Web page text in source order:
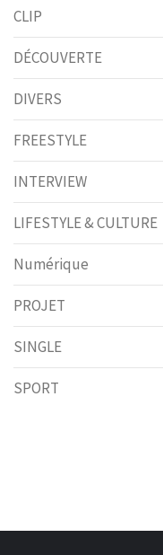
CLIP
DÉCOUVERTE
DIVERS
FREESTYLE
INTERVIEW
LIFESTYLE & CULTURE
Numérique
PROJET
SINGLE
SPORT